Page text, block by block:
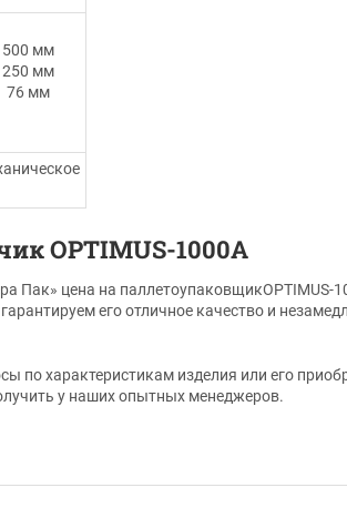
500 мм
250 мм
76 мм
OPTIMUS-1000А
Пак» цена на паллетоупаковщикОPTIMUS-
его отличное качество и
по характеристикам изделия или его
у наших опытных менеджеров.